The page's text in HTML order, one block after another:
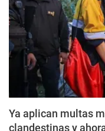
Ya aplican multas
clandestinas y